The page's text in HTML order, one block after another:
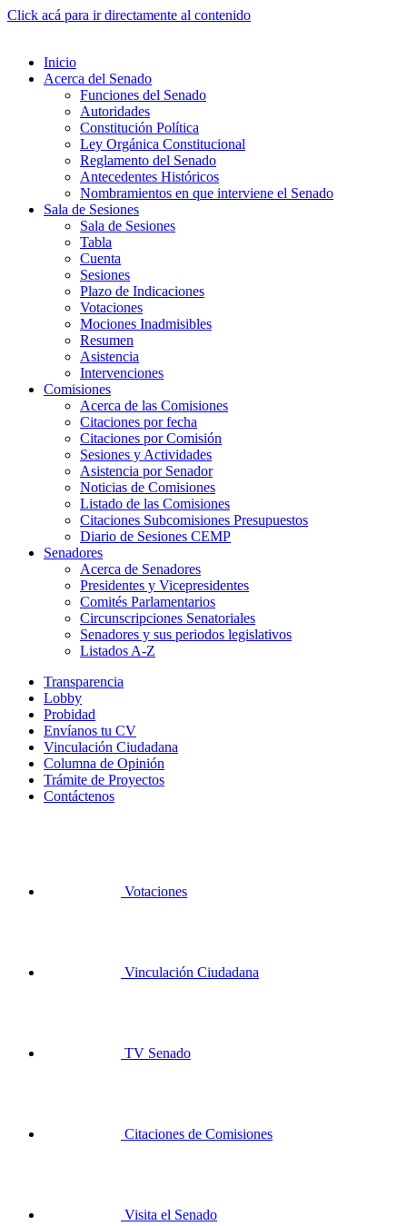
Click acá para ir directamente al contenido
Inicio
Acerca del Senado
Funciones del Senado
Autoridades
Constitución Política
Ley Orgánica Constitucional
Reglamento del Senado
Antecedentes Históricos
Nombramientos en que interviene el Senado
Sala de Sesiones
Sala de Sesiones
Tabla
Cuenta
Sesiones
Plazo de Indicaciones
Votaciones
Mociones Inadmisibles
Resumen
Asistencia
Intervenciones
Comisiones
Acerca de las Comisiones
Citaciones por fecha
Citaciones por Comisión
Sesiones y Actividades
Asistencia por Senador
Noticias de Comisiones
Listado de las Comisiones
Citaciones Subcomisiones Presupuestos
Diario de Sesiones CEMP
Senadores
Acerca de Senadores
Presidentes y Vicepresidentes
Comités Parlamentarios
Circunscripciones Senatoriales
Senadores y sus periodos legislativos
Listados A-Z
Transparencia
Lobby
Probidad
Envíanos tu CV
Vinculación Ciudadana
Columna de Opinión
Trámite de Proyectos
Contáctenos
Votaciones
Vinculación Ciudadana
TV Senado
Citaciones de Comisiones
Visita el Senado